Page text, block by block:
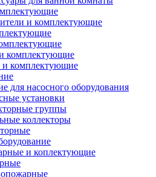
и комплектующие
комплектующие
и комплектующие
для насосного оборудования
установки
группы
коллекторы
и коплектующие